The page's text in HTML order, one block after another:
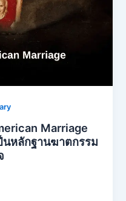
Marriage
นหลักฐานฆาตกรรม